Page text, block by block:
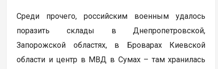
Среди прочего, российским военным удалось
поразить склады в Днепропетровской,
Запорожской областях, в Броварах Киевской
области и центр в МВД в Сумах – там хранилась